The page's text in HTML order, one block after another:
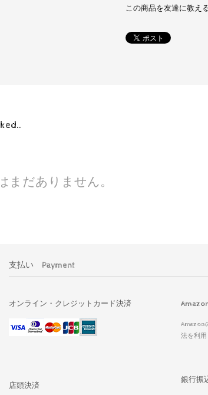
この商品を友達に教え
まだありません。
支払い Payment
オンライン・クレジットカード決済
Amazon
法を利用
銀行振
店頭決済